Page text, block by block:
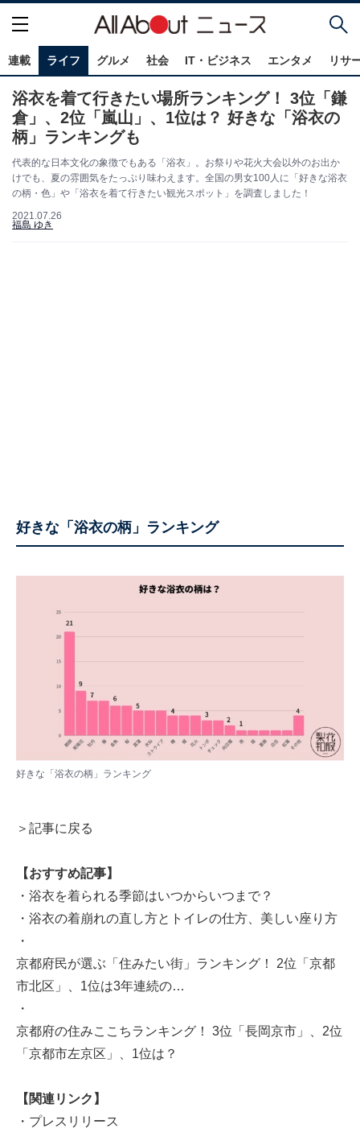
連載 ライフ グルメ 社会 IT・ビジネス エンタメ リサ
浴衣を着て行きたい場所ランキング！ 3位「鎌
倉」、2位「嵐山」、1位は？ 好きな「浴衣の
柄」ランキングも
代表的な日本文化の象徴でもある「浴衣」。お祭りや花火大会以外のお出か
けでも、夏の雰囲気をたっぷり味わえます。全国の男女100人に「好きな浴衣
の柄・色」や「浴衣を着て行きたい観光スポット」を調査しました！
2021.07.26
福島 ゆき
好きな「浴衣の柄」ランキング
好きな「浴衣の柄」ランキング
＞記事に戻る
【おすすめ記事】
・ 浴衣を着られる季節はいつからいつまで？
・ 浴衣の着崩れの直し方とトイレの仕方、美しい座り方
・
京都府民が選ぶ「住みたい街」ランキング！ 2位「京都
市北区」、1位は3年連続の…
・
京都府の住みここちランキング！ 3位「長岡京市」、2位
「京都市左京区」、1位は？
【関連リンク】
・ プレスリリース